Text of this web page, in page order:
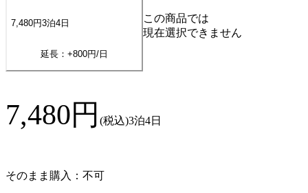
7,480円3泊4 日
延長：+800円/日
この商品では
現在選択できません
7,480円 (税込)3泊4日
そのまま購入：不可